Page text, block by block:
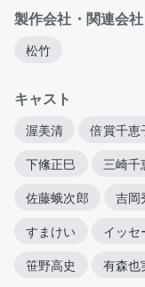
製作会社・関連会社
松竹
キャスト
渥美清 倍賞千恵
下絛正巳 三崎千
佐藤蛾次郎 吉岡
すまけい イッセ
笹野高史 有森也